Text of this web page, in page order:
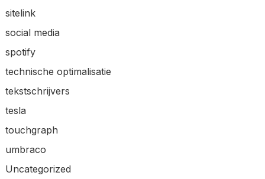
sitelink
social media
spotify
technische optimalisatie
tekstschrijvers
tesla
touchgraph
umbraco
Uncategorized